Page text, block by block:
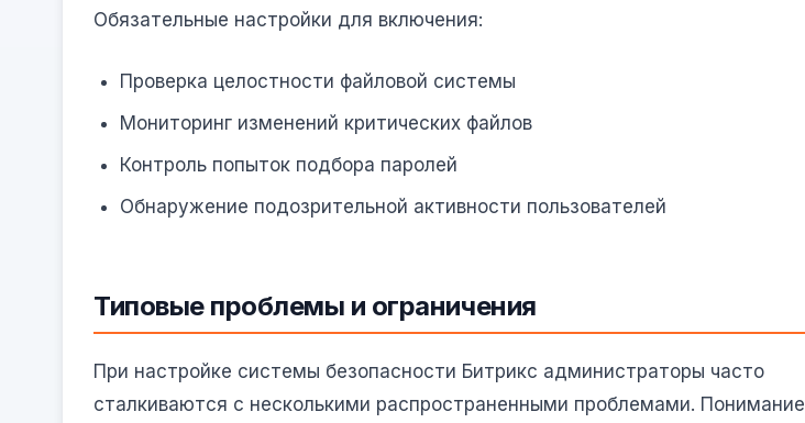
Обязательные настройки для включения:
Проверка целостности файловой системы
Мониторинг изменений критических файлов
Контроль попыток подбора паролей
Обнаружение подозрительной активности пользователей
Типовые проблемы и ограничения
При настройке системы безопасности Битрикс администраторы часто
сталкиваются с несколькими распространенными проблемами. Понимание